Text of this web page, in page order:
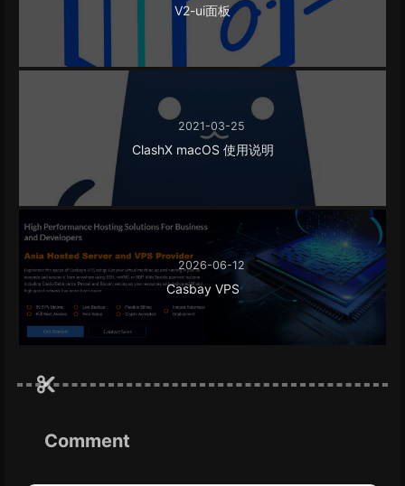
V2-ui面板
2021-03-25
ClashX macOS 使用说明
2026-06-12
Casbay VPS
Comment